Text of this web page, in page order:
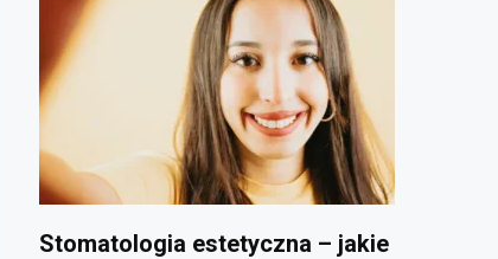
Stomatologia estetyczna – jakie